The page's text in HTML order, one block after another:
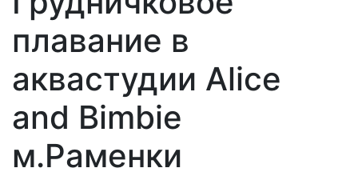
плавание в
аквастудии Alice
and Bimbie
м.Раменки